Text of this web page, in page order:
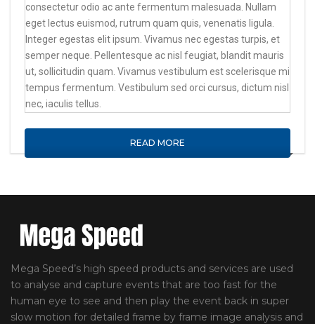
consectetur odio ac ante fermentum malesuada. Nullam
eget lectus euismod, rutrum quam quis, venenatis ligula.
Integer egestas elit ipsum. Vivamus nec egestas turpis, et
semper neque. Pellentesque ac nisl feugiat, blandit mauris
ut, sollicitudin quam. Vivamus vestibulum est scelerisque mi
tempus fermentum. Vestibulum sed orci cursus, dictum nisl
nec, iaculis tellus.
READ MORE
Mega Speed’s high speed products and services are used
to analyse and capture events that are too fast for the
human eye to see and then play the event back in super
slow motion for detailed frame by frame image analysis and